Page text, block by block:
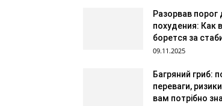
Разорвав порог
похудения: Как
борется за
09.11.2025
Багряний гриб:
переваги,
вам потрібно